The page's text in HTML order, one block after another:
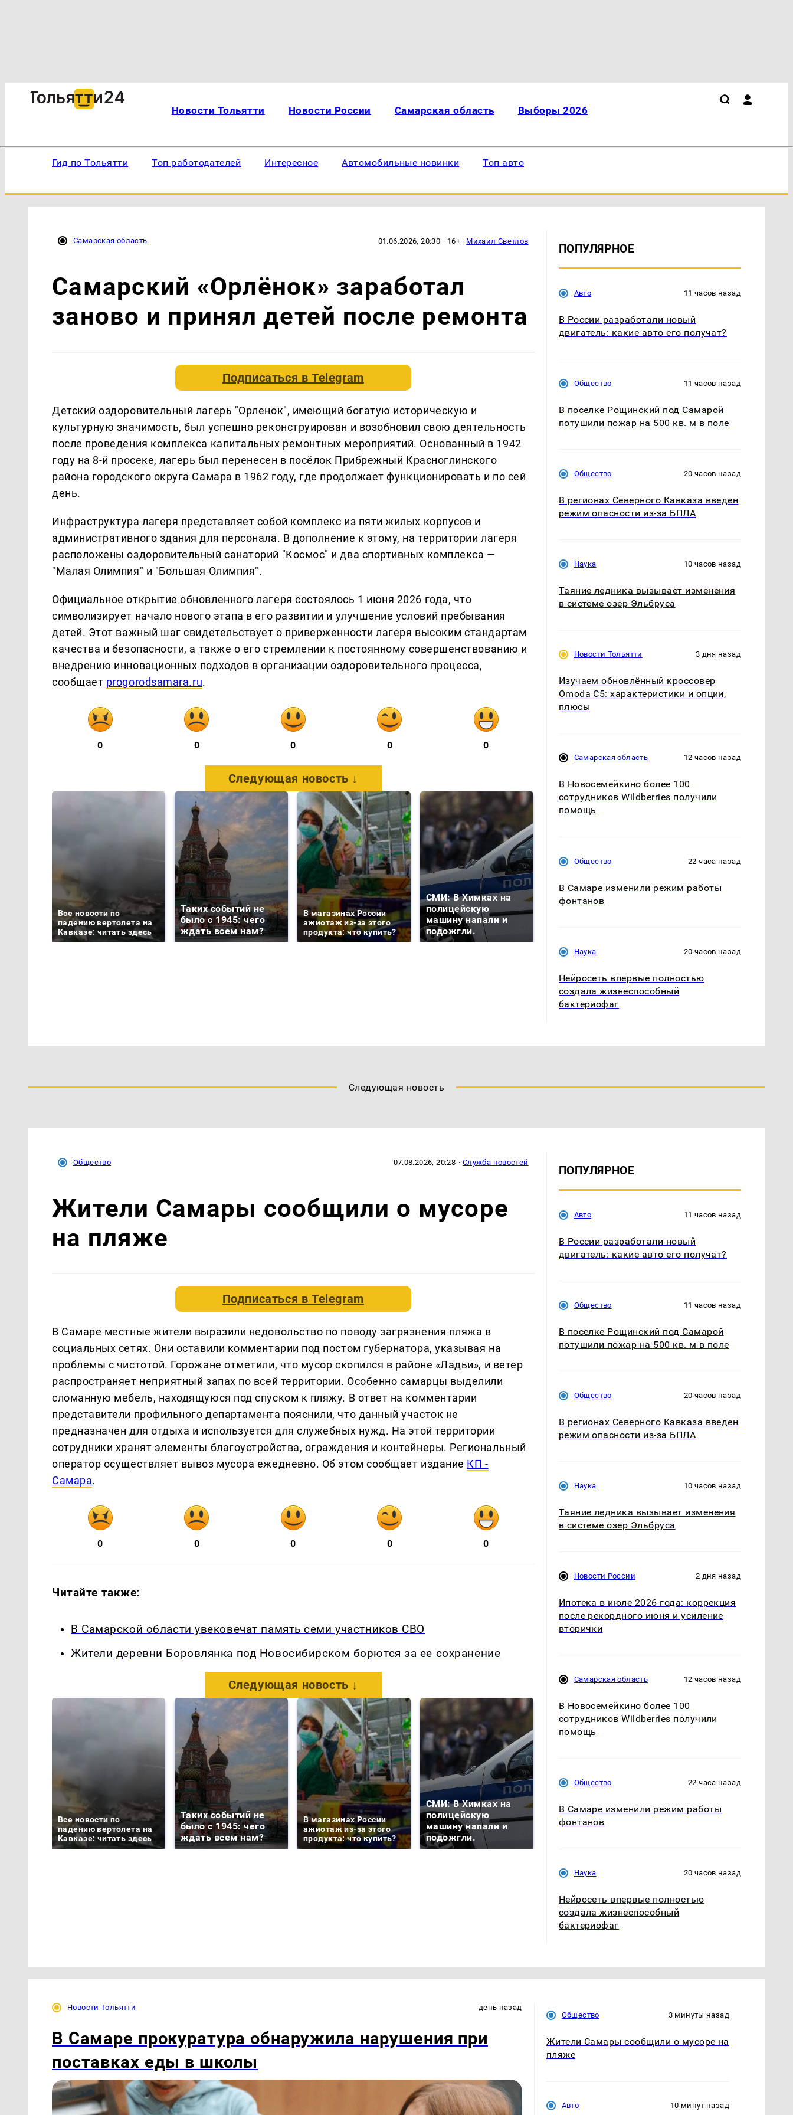
Новости Тольятти Новости России Самарская область Выборы 2026
Гид по Тольятти Топ работодателей Интересное Автомобильные новинки Топ авто
Самарская область 01.06.2026, 20:30 · 16+ · Михаил Светлов
Самарский «Орлёнок» заработал
заново и принял детей после ремонта
Подписаться вTelegram
Детский оздоровительный лагерь "Орленок", имеющий богатую историческую и
культурную значимость, был успешно реконструирован и возобновил свою деятельность
после проведения комплекса капитальных ремонтных мероприятий. Основанный в 1942
году на 8-й просеке, лагерь был перенесен в посёлок Прибрежный Красноглинского
района городского округа Самара в 1962 году, где продолжает функционировать и по сей
день.
Инфраструктура лагеря представляет собой комплекс из пяти жилых корпусов и
административного здания для персонала. В дополнение к этому, на территории лагеря
расположены оздоровительный санаторий "Космос" и два спортивных комплекса —
"Малая Олимпия" и "Большая Олимпия".
Официальное открытие обновленного лагеря состоялось 1 июня 2026 года, что
символизирует начало нового этапа в его развитии и улучшение условий пребывания
детей. Этот важный шаг свидетельствует о приверженности лагеря высоким стандартам
качества и безопасности, а также о его стремлении к постоянному совершенствованию и
внедрению инновационных подходов в организации оздоровительного процесса,
сообщает progorodsamara.ru.
0 0 0 0 0
Следующая новость ↓
Все новости по
падению вертолета на
Кавказе: читать здесь
Таких событий не
было с 1945: чего
ждать всем нам?
В магазинах России
ажиотаж из-за этого
продукта: что купить?
СМИ: В Химках на
полицейскую
машину напали и
подожгли.
Где будет встреча
ПОПУЛЯРНОЕ
Авто 11 часов назад
В России разработали новый
двигатель: какие авто его получат?
Общество 11 часов назад
В поселке Рощинский под Самарой
потушили пожар на 500 кв. м в поле
Общество 20 часов назад
В регионах Северного Кавказа введен
режим опасности из-за БПЛА
Наука 10 часов назад
Таяние ледника вызывает изменения
в системе озер Эльбруса
Новости Тольятти 3 дня назад
Изучаем обновлённый кроссовер
Omoda C5: характеристики и опции,
плюсы
Самарская область 12 часов назад
В Новосемейкино более 100
сотрудников Wildberries получили
помощь
Общество 22 часа назад
В Самаре изменили режим работы
фонтанов
Наука 20 часов назад
Нейросеть впервые полностью
создала жизнеспособный
бактериофаг
Следующая новость
Общество 07.08.2026, 20:28 · Служба новостей
Жители Самары сообщили о мусоре
на пляже
Подписаться вTelegram
В Самаре местные жители выразили недовольство по поводу загрязнения пляжа в
социальных сетях. Они оставили комментарии под постом губернатора, указывая на
проблемы с чистотой. Горожане отметили, что мусор скопился в районе «Ладьи», и ветер
распространяет неприятный запах по всей территории. Особенно самарцы выделили
сломанную мебель, находящуюся под спуском к пляжу. В ответ на комментарии
представители профильного департамента пояснили, что данный участок не
предназначен для отдыха и используется для служебных нужд. На этой территории
сотрудники хранят элементы благоустройства, ограждения и контейнеры. Региональный
оператор осуществляет вывоз мусора ежедневно. Об этом сообщает издание КП -
Самара.
0 0 0 0 0
Читайте также:
В Самарской области увековечат память семи участников СВО
Жители деревни Боровлянка под Новосибирском борются за ее сохранение
Следующая новость ↓
Все новости по
падению вертолета на
Кавказе: читать здесь
Таких событий не
было с 1945: чего
ждать всем нам?
В магазинах России
ажиотаж из-за этого
продукта: что купить?
СМИ: В Химках на
полицейскую
машину напали и
подожгли.
Где будет встреча
президентов США и
На Урале из казны
ПОПУЛЯРНОЕ
Авто 11 часов назад
В России разработали новый
двигатель: какие авто его получат?
Общество 11 часов назад
В поселке Рощинский под Самарой
потушили пожар на 500 кв. м в поле
Общество 20 часов назад
В регионах Северного Кавказа введен
режим опасности из-за БПЛА
Наука 10 часов назад
Таяние ледника вызывает изменения
в системе озер Эльбруса
Новости России 2 дня назад
Ипотека в июле 2026 года: коррекция
после рекордного июня и усиление
вторички
Самарская область 12 часов назад
В Новосемейкино более 100
сотрудников Wildberries получили
помощь
Общество 22 часа назад
В Самаре изменили режим работы
фонтанов
Наука 20 часов назад
Нейросеть впервые полностью
создала жизнеспособный
бактериофаг
Новости Тольятти день назад
В Самаре прокуратура обнаружила нарушения при
поставках еды в школы
Общество 3 минуты назад
Жители Самары сообщили о мусоре на
пляже
Авто 10 минут назад